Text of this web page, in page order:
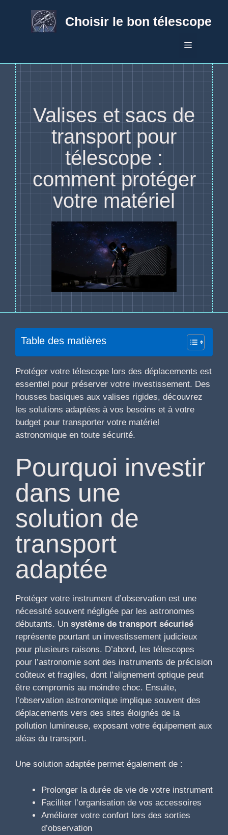
Choisir le bon télescope
Menu
Valises et sacs de
transport pour
télescope :
comment protéger
votre matériel
Table des matières
Protéger votre télescope lors des déplacements est
essentiel pour préserver votre investissement. Des
housses basiques aux valises rigides, découvrez
les solutions adaptées à vos besoins et à votre
budget pour transporter votre matériel
astronomique en toute sécurité.
Pourquoi investir
dans une
solution de
transport
adaptée
Protéger votre instrument d’observation est une
nécessité souvent négligée par les astronomes
débutants. Un système de transport sécurisé
représente pourtant un investissement judicieux
pour plusieurs raisons. D’abord, les télescopes
pour l’astronomie sont des instruments de précision
coûteux et fragiles, dont l’alignement optique peut
être compromis au moindre choc. Ensuite,
l’observation astronomique implique souvent des
déplacements vers des sites éloignés de la
pollution lumineuse, exposant votre équipement aux
aléas du transport.
Une solution adaptée permet également de :
Prolonger la durée de vie de votre instrument
Faciliter l’organisation de vos accessoires
Améliorer votre confort lors des sorties
d’observation